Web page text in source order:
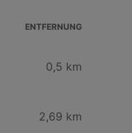
ENTFERNUNG
0,5 km
2,69 km